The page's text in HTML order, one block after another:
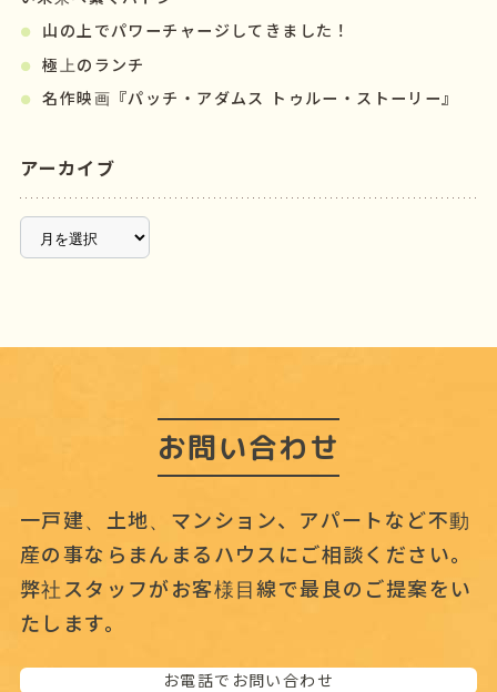
山の上でパワーチャージしてきました！
極上のランチ
名作映画『パッチ・アダムス トゥルー・ストーリー』
アーカイブ
ー
お問い合わせ
一戸建、土地、マンション、アパートなど不動
産の事なら まんまるハウスにご相談ください。
弊社スタッフがお客様目線で最良のご提案をい
たします。
お電話でお問い合わせ